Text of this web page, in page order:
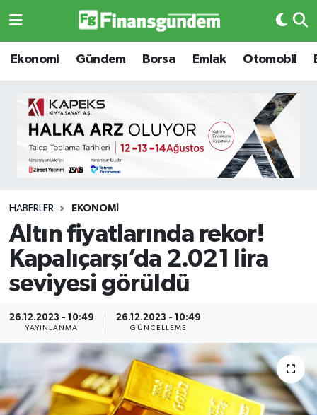
Ekonomi Gündem Borsa Emlak Otomobil
HABERLER EKONOMI
Altın fiyatlarında rekor!
Kapalıçarşı’da 2.021 lira
seviyesi görüldü
26.12.2023 - 10:49
YAYINLANMA
26.12.2023 - 10:49
GÜNCELLEME
Ekonomi
Borsa
Emlak
Otomobil
Gizlilik Sözleşmesi
İletişim
Künye
Ekonomi
Borsa
Emlak
Emtia
BITCOIN